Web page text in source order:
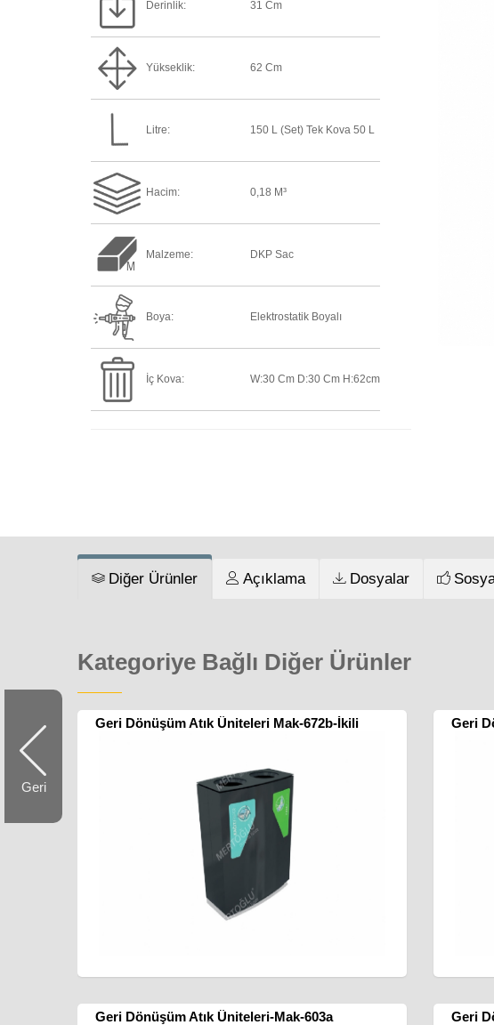
Geri
Derinlik: 31 Cm
Yükseklik: 62 Cm
Litre: 150 L (Set) Tek Kova 50 L
Hacim: 0,18 M³
Malzeme: DKP Sac
Boya: Elektrostatik Boyalı
İç Kova: W:30 Cm D:30 Cm H:62cm
Diğer Ürünler Açıklama Dosyalar
Kategoriye Bağlı Diğer Ürünler
Geri Dönüşüm Atık Üniteleri Mak-672b-İkili Geri
Geri Dönüşüm Atık Üniteleri-Mak-603a Geri